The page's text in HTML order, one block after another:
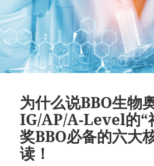
为什么说BBO生物
IG/AP/A-Level的“
奖BBO必备的六大
读！